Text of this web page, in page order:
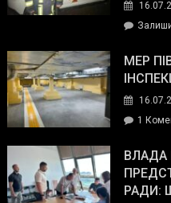
МЕР
1
ВЛАДА
РАДИ: